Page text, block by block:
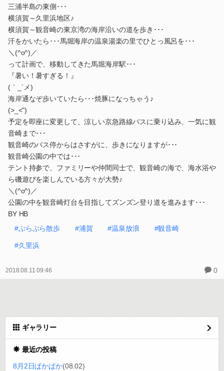
三浦半島の東側･･･
横須賀～久里浜地区♪
横須賀～観音崎の東京湾の海岸沿いの道を歩き･･･
汗をかいたら･･･馬堀海岸の温泉湯楽の里でひとっ風呂を･･･
＼(^o^)／
って計画で、移動してきた馬堀海岸駅･･･
『暑い！暑すぎる！』
(｀_´メ)
海岸通なぞ歩いていたら･･･焼豚になっちゃう♪
(>_<")
予定を即座に変更して、涼しい京急路線バスに乗り込み、一気に観
音崎まで･･･
観音崎のバス停からはさすがに、歩きになりますが･･･
観音崎公園の中では･･･
テント持参で、ファミリーや仲間同士で、観音崎の海で、海水浴や
ら磯遊びを楽しんでいる方々が大勢♪
＼(^o^)／
公園の中を観音崎灯台を目指してズンズン登り道を進みます･･･
BY HB
#ぶらぶら散歩
#浦賀 #温泉放浪 #観音崎
#久里浜
2018.08.11 09:46 0
ギャラリー
最近の投稿
8月2日ぱかぱか(08.02)